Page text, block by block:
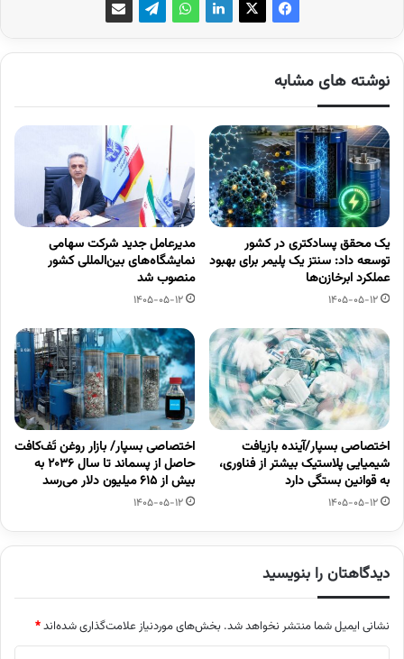
نوشته های مشابه
یک محقق پسادکتری در کشور
توسعه داد: سنتز یک پلیمر برای بهبود
عملکرد ابرخازن‌ها
1405-05-12
مدیرعامل جدید شرکت سهامی
نمایشگاه‌های بین‌المللی کشور
منصوب شد
1405-05-12
اختصاصی بسپار/آینده بازیافت
شیمیایی پلاستیک بیشتر از فناوری،
به قوانین بستگی دارد
1405-05-12
اختصاصی بسپار/ بازار روغن تَف‌کافت
حاصل از پسماند تا سال ۲۰۳۶ به
بیش از ۶۱۵ میلیون دلار می‌رسد
1405-05-12
دیدگاهتان را بنویسید
نشانی ایمیل شما منتشر نخواهد شد. بخش‌های موردنیاز علامت‌گذاری شده‌اند*